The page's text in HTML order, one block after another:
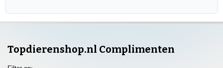
Topdierenshop.nl Complimenten